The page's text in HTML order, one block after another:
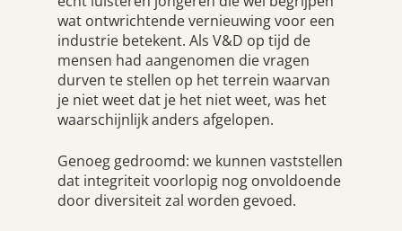
wat ontwrichtende vernieuwing voor een
industrie betekent. Als V&D op tijd de
mensen had aangenomen die vragen
durven te stellen op het terrein waarvan
je niet weet dat je het niet weet, was het
waarschijnlijk anders afgelopen.
Genoeg gedroomd: we kunnen vaststellen
dat integriteit voorlopig nog onvoldoende
door diversiteit zal worden gevoed.